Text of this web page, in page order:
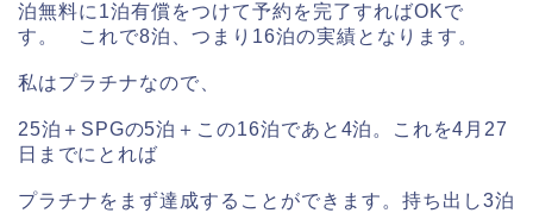
泊無料に1泊有償をつけて予約を完了すればOKで
す。 これで8泊、つまり16泊の実績となります。
私はプラチナなので、
25泊＋SPGの5泊 ＋この16泊であと4泊。これを4月27
日までにとれば
プラチナをまず達成することができます。持ち出し3泊